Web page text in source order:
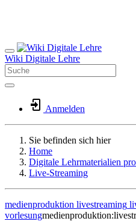
Wiki Digitale Lehre
Anmelden
Sie befinden sich hier
Home
Digitale Lehrmaterialien
Live-Streaming
medienproduktion livestreaming
vorlesung